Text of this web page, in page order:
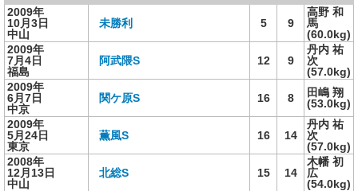
2009年
10月3日
中山
未勝利 5 9
高野 和
馬
(60.0kg)
2009年
7月4日
福島
阿武隈S 12 9
丹内 祐
次
(57.0kg)
2009年
6月7日
中京
関ケ原S 16 8
田嶋 翔
(53.0kg)
2009年
5月24日
東京
薫風S 16 14
丹内 祐
次
(57.0kg)
2008年
12月13日
中山
北総S 15 14
木幡 初
広
(54.0kg)